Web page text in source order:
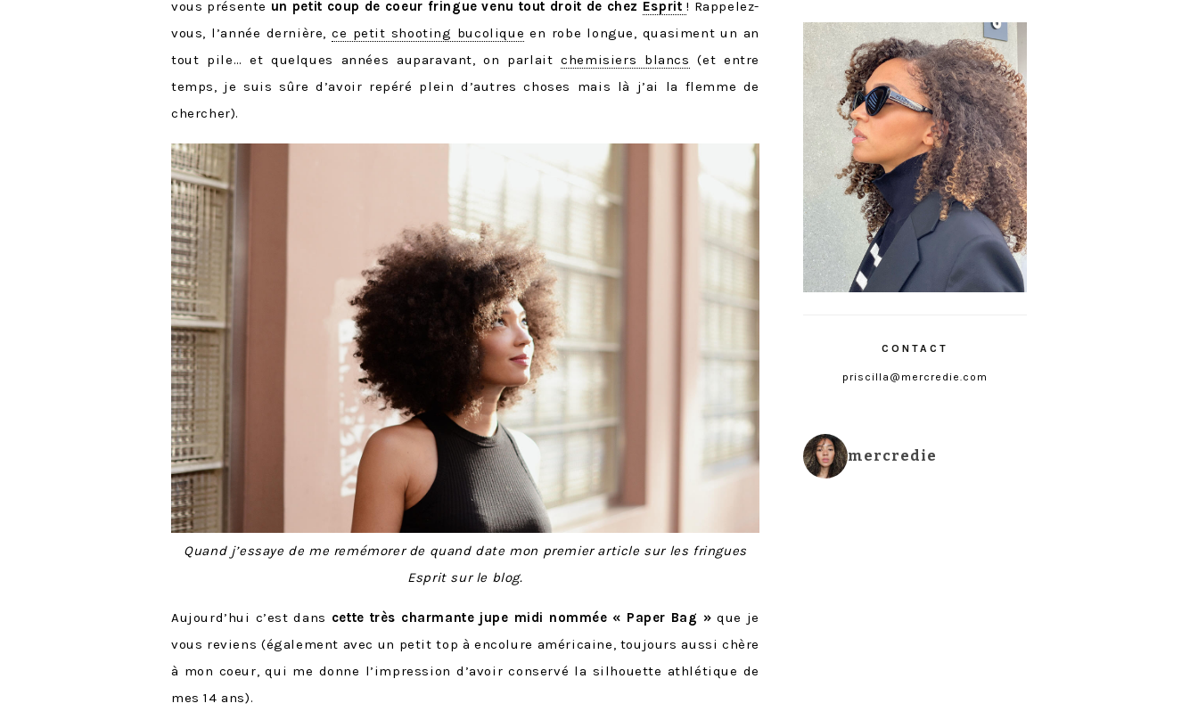
vous présente un petit coup de coeur fringue venu tout droit de chez Esprit! Rappelez-
vous, l’année dernière,ce petit shooting bucolique en robe longue, quasiment un an
tout pile… et quelques années auparavant, on parlaitchemisiers blancs (et entre
temps, je suis sûre d’avoir repéré plein d’autres choses mais là j’ai la flemme de
chercher).
Quand j’essaye de me remémorer de quand date mon premier article sur les fringues
Esprit sur le blog.
Aujourd’hui c’est dans cette très charmante jupe midi nommée « Paper Bag » que je
vous reviens (également avec un petit top à encolure américaine, toujours aussi chère
à mon coeur, qui me donne l’impression d’avoir conservé la silhouette athlétique de
mes 14 ans).
CONTACT
priscilla@mercredie.com
mercredie